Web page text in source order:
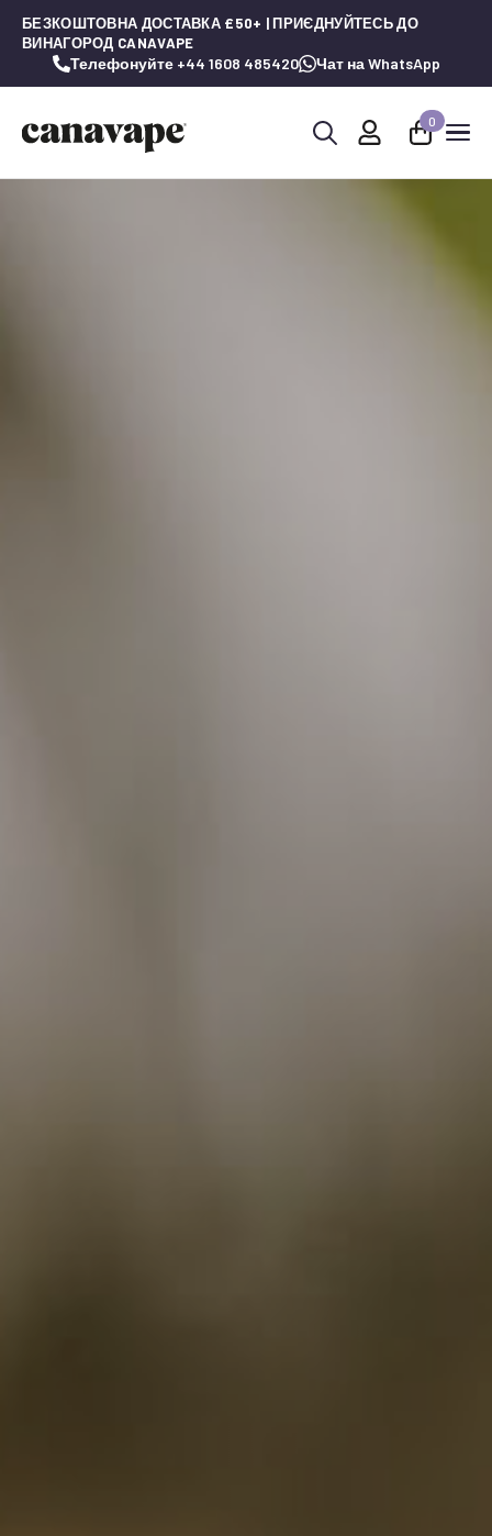
БЕЗКОШТОВНА ДОСТАВКА £50+ | ПРИЄДНУЙТЕСЬ ДО
ВИНАГОРОД CANAVAPE
Телефонуйте +44 1608 485420 Чат на WhatsApp
0